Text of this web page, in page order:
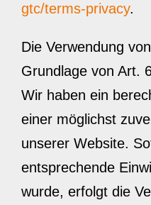
gtc/terms-privacy.
Die Verwendung
Grundlage von Art.
Wir haben ein
einer möglichst
unserer Website.
entsprechende
wurde, erfolgt die